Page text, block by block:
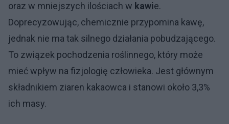
oraz w mniejszych ilościach w kawie.
Doprecyzowując, chemicznie przypomina kawę,
jednak nie ma tak silnego działania pobudzającego.
To związek pochodzenia roślinnego, który może
mieć wpływ na fizjologię człowieka. Jest głównym
składnikiem ziaren kakaowca i stanowi około 3,3%
ich masy.